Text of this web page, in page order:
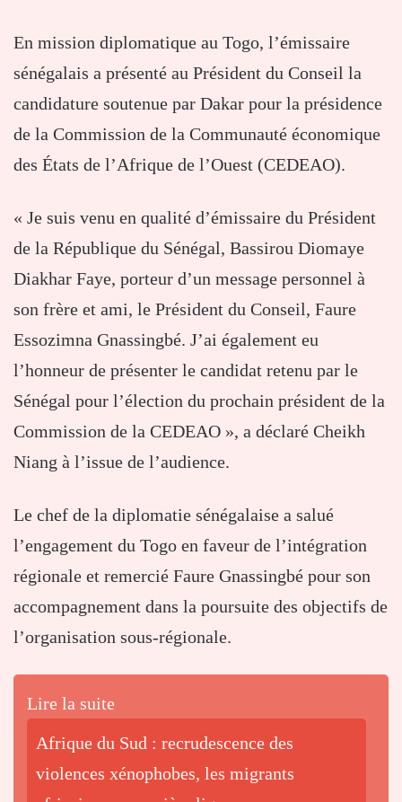
En mission diplomatique au Togo, l’émissaire
sénégalais a présenté au Président du Conseil la
candidature soutenue par Dakar pour la présidence
de la Commission de la Communauté économique
des États de l’Afrique de l’Ouest (CEDEAO).
« Je suis venu en qualité d’émissaire du Président
de la République du Sénégal, Bassirou Diomaye
Diakhar Faye, porteur d’un message personnel à
son frère et ami, le Président du Conseil, Faure
Essozimna Gnassingbé. J’ai également eu
l’honneur de présenter le candidat retenu par le
Sénégal pour l’élection du prochain président de la
Commission de la CEDEAO », a déclaré Cheikh
Niang à l’issue de l’audience.
Le chef de la diplomatie sénégalaise a salué
l’engagement du Togo en faveur de l’intégration
régionale et remercié Faure Gnassingbé pour son
accompagnement dans la poursuite des objectifs de
l’organisation sous-régionale.
Lire la suite
Afrique du Sud : recrudescence des
violences xénophobes, les migrants